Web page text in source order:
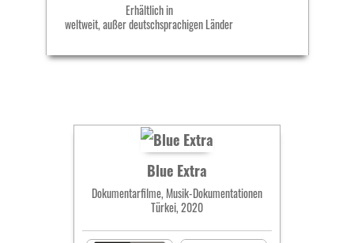
Erhältlich in
weltweit, außer deutschsprachigen Länder
Blue Extra
Dokumentarfilme, Musik-Dokumentationen
Türkei, 2020